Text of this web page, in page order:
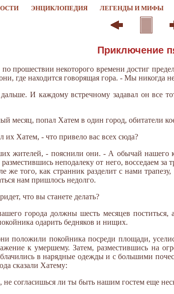
ЭНЦИКЛОПЕДИЯ ЛЕГЕНДЫ И МИФЫ
Приключение
прошествии некоторого времени достиг
где находится говорящая гора. - Мы никогда
И каждому встречному задавал он все
месяц, попал Хатем в один город, обитатели
их Хатем, - что привело вас всех сюда?
жителей, - пояснили они. - А обычай нашего
неподалеку от него, восседаем
же того, как странник разделит с нами
нам пришлось недолго.
что вы станете делать?
города должны шесть месяцев поститься,
одарить бедняков и нищих.
положили покойника посреди площади,
к умершему. Затем, разместившись на
в нарядные одежды и с большими
сказали Хатему:
согласишься ли ты быть нашим гостем еще